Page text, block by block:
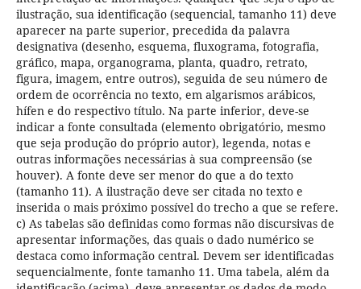
ilustração, sua identificação (sequencial, tamanho 11) deve
aparecer na parte superior, precedida da palavra
designativa (desenho, esquema, fluxograma, fotografia,
gráfico, mapa, organograma, planta, quadro, retrato,
figura, imagem, entre outros), seguida de seu número de
ordem de ocorrência no texto, em algarismos arábicos,
hífen e do respectivo título. Na parte inferior, deve-se
indicar a fonte consultada (elemento obrigatório, mesmo
que seja produção do próprio autor), legenda, notas e
outras informações necessárias à sua compreensão (se
houver). A fonte deve ser menor do que a do texto
(tamanho 11). A ilustração deve ser citada no texto e
inserida o mais próximo possível do trecho a que se refere.
c) As tabelas são definidas como formas não discursivas de
apresentar informações, das quais o dado numérico se
destaca como informação central. Devem ser identificadas
sequencialmente, fonte tamanho 11. Uma tabela, além da